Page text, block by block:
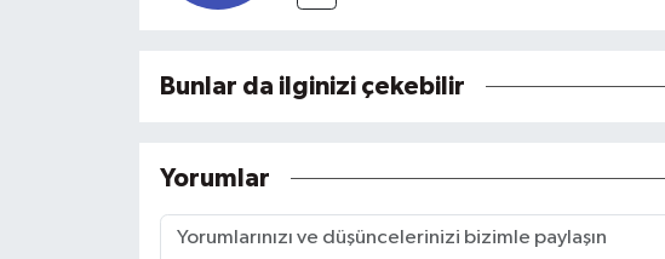
Bunlar da ilginizi çekebilir
Yorumlar